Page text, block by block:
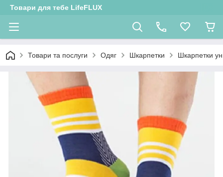
Товари для тебе LifeFLUX
Товари та послуги Одяг Шкарпетки Шкарпетки